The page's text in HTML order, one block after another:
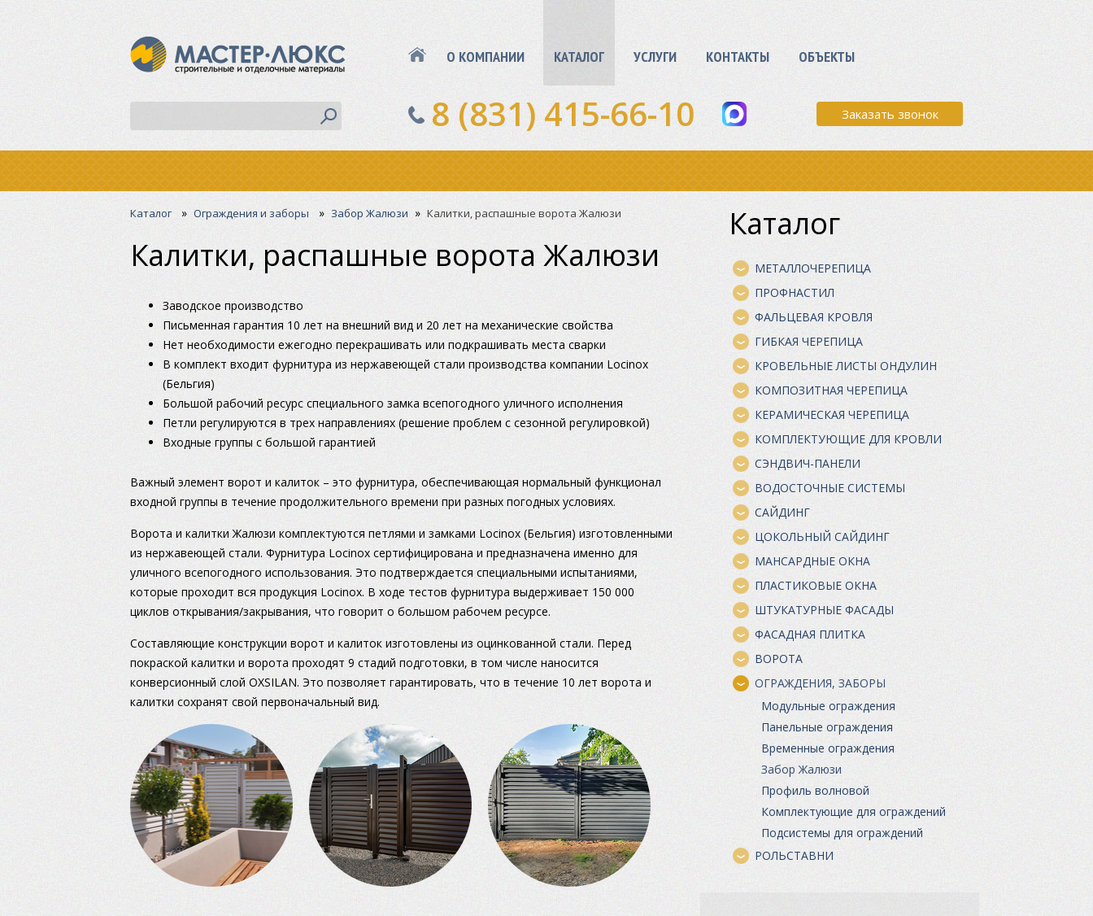
О КОМПАНИИ КАТАЛОГ УСЛУГИ КОНТАКТЫ ОБЪЕКТЫ
Заказать звонок
8 (831) 415-66-10
Каталог» Ограждения и заборы » Забор Жалюзи » Калитки, распашные ворота Жалюзи
Калитки, распашные ворота Жалюзи
Заводское производство
Письменная гарантия 10 лет на внешний вид и 20 лет на механические свойства
Нет необходимости ежегодно перекрашивать или подкрашивать места сварки
В комплект входит фурнитура из нержавеющей стали производства компании Locinox
(Бельгия)
Большой рабочий ресурс специального замка всепогодного уличного исполнения
Петли регулируются в трех направлениях (решение проблем с сезонной регулировкой)
Входные группы с большой гарантией
Важный элемент ворот и калиток – это фурнитура, обеспечивающая нормальный функционал
входной группы в течение продолжительного времени при разных погодных условиях.
Ворота и калитки Жалюзи комплектуются петлями и замками Locinox (Бельгия) изготовленными
из нержавеющей стали. Фурнитура Locinox сертифицирована и предназначена именно для
уличного всепогодного использования. Это подтверждается специальными испытаниями,
которые проходит вся продукция Locinox. В ходе тестов фурнитура выдерживает 150 000
циклов открывания/закрывания, что говорит о большом рабочем ресурсе.
Составляющие конструкции ворот и калиток изготовлены из оцинкованной стали. Перед
покраской калитки и ворота проходят 9 стадий подготовки, в том числе наносится
конверсионный слой OXSILAN. Это позволяет гарантировать, что в течение 10 лет ворота и
калитки сохранят свой первоначальный вид.
Каталог
МЕТАЛЛОЧЕРЕПИЦА
ПРОФНАСТИЛ
ФАЛЬЦЕВАЯ КРОВЛЯ
ГИБКАЯ ЧЕРЕПИЦА
КРОВЕЛЬНЫЕ ЛИСТЫ ОНДУЛИН
КОМПОЗИТНАЯ ЧЕРЕПИЦА
КЕРАМИЧЕСКАЯ ЧЕРЕПИЦА
КОМПЛЕКТУЮЩИЕ ДЛЯ КРОВЛИ
СЭНДВИЧ-ПАНЕЛИ
ВОДОСТОЧНЫЕ СИСТЕМЫ
САЙДИНГ
ЦОКОЛЬНЫЙ САЙДИНГ
МАНСАРДНЫЕ ОКНА
ПЛАСТИКОВЫЕ ОКНА
ШТУКАТУРНЫЕ ФАСАДЫ
ФАСАДНАЯ ПЛИТКА
ВОРОТА
ОГРАЖДЕНИЯ, ЗАБОРЫ
Модульные ограждения
Панельные ограждения
Временные ограждения
Забор Жалюзи
Профиль волновой
Комплектующие для ограждений
Подсистемы для ограждений
РОЛЬСТАВНИ